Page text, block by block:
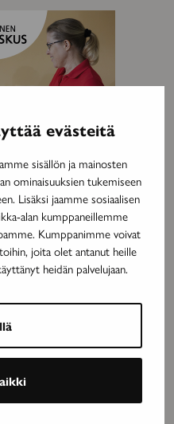
evästeitä
sisällön ja mainosten
ominaisuuksien tukemiseen
Lisäksi jaamme sosiaalisen
alan kumppaneillemme
Kumppanimme voivat
joita olet antanut heille
heidän palvelujaan.
MAINOS